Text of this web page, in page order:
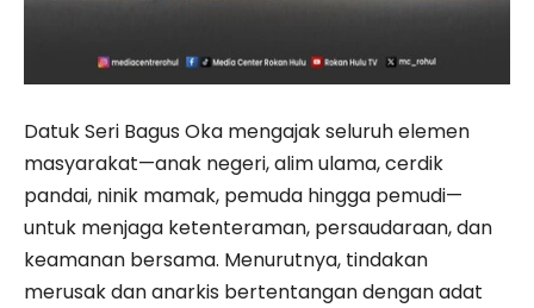
Datuk Seri Bagus Oka mengajak seluruh elemen
masyarakat—anak negeri, alim ulama, cerdik
pandai, ninik mamak, pemuda hingga pemudi—
untuk menjaga ketenteraman, persaudaraan, dan
keamanan bersama. Menurutnya, tindakan
merusak dan anarkis bertentangan dengan adat